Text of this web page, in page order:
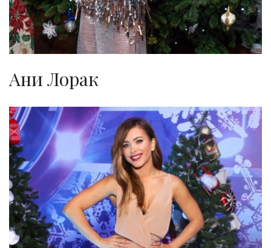
Ани Лорак